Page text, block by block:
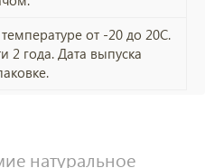
от -20 до 20C.
2 года. Дата выпуска
натуральное